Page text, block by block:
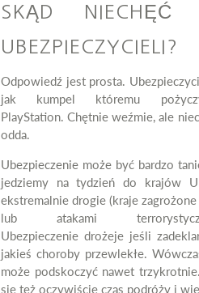
SKĄD NIECHĘĆ
UBEZPIECZYCIELI?
Odpowiedź jest prosta.
jak kumpel któremu
PlayStation. Chętnie weźmie, ale
odda.
Ubezpieczenie może być bardzo
jedziemy na tydzień do krajów
ekstremalnie drogie (kraje
lub atakami
Ubezpieczenie drożeje jeśli
jakieś choroby przewlekłe.
może podskoczyć nawet
się też oczywiście czas podróży i